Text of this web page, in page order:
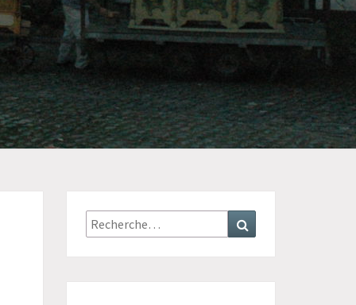
Recherche
: